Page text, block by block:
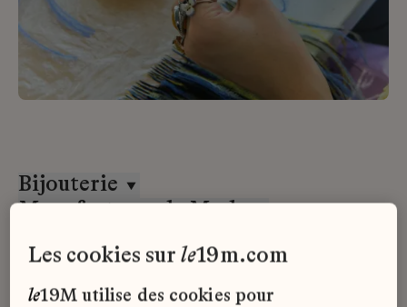
Bijouterie
Manufactures de Mode
les cookies surle19m.com
le19M utilise des cookies pour